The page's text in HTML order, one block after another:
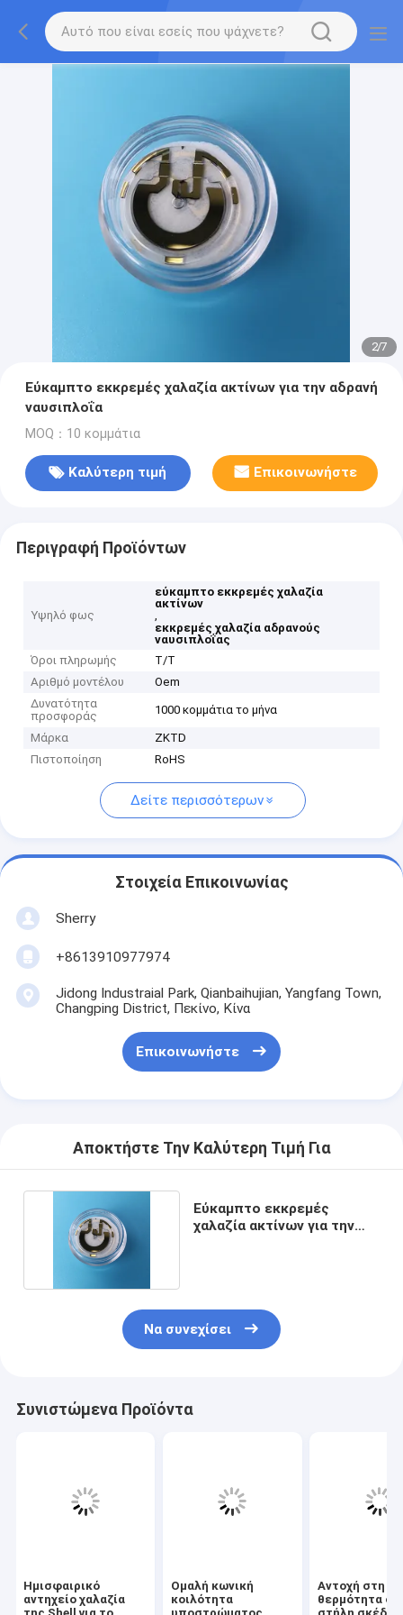
2/7
Εύκαμπτο εκκρεμές χαλαζία ακτίνων για την αδρανή
ναυσιπλοΐα
MOQ：10 κομμάτια
Καλύτερη τιμή Επικοινωνήστε
Περιγραφή Προϊόντων
Υψηλό φως
εύκαμπτο εκκρεμές χαλαζία
ακτίνων
,
εκκρεμές χαλαζία αδρανούς
ναυσιπλοΐας
Όροι πληρωμής
T/T
Αριθμό μοντέλου
Oem
Δυνατότητα
προσφοράς
1000 κομμάτια το μήνα
Μάρκα
ZKTD
Πιστοποίηση
RoHS
Δείτε περισσότερων
Στοιχεία Επικοινωνίας
Sherry
+8613910977974
Jidong Industraial Park, Qianbaihujian, Yangfang Town,
Changping District, Πεκίνο, Κίνα
Επικοινωνήστε
Αποκτήστε Την Καλύτερη Τιμή Για
Εύκαμπτο εκκρεμές
χαλαζία ακτίνων για την
Να συνεχίσει
Συνιστώμενα Προϊόντα
Ημισφαιρικό
αντηχείο χαλαζία
Ομαλή κωνική
κοιλότητα
Αντοχή στη
θερμότητα